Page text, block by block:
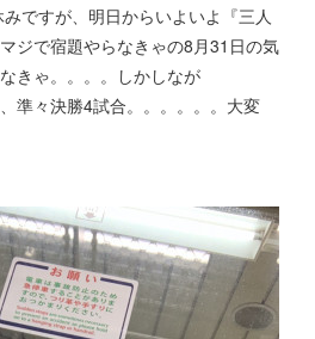
ですが、明日からいよいよ『三人
ジで宿題やらなきゃの8月31日の気
きゃ。。。。しかしなが
準々決勝4試合。。。。。。大変